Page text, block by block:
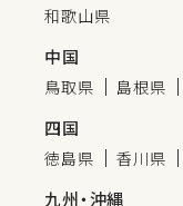
和歌山県
中国
鳥取県 島根県
四国
徳島県 香川県
九州・沖縄